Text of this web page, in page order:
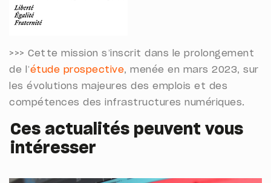
>>> Cette mission s’inscrit dans le prolongement
de l’étude prospective, menée en mars 2023, sur
les évolutions majeures des emplois et des
compétences des infrastructures numériques.
Ces actualités peuvent vous
intéresser